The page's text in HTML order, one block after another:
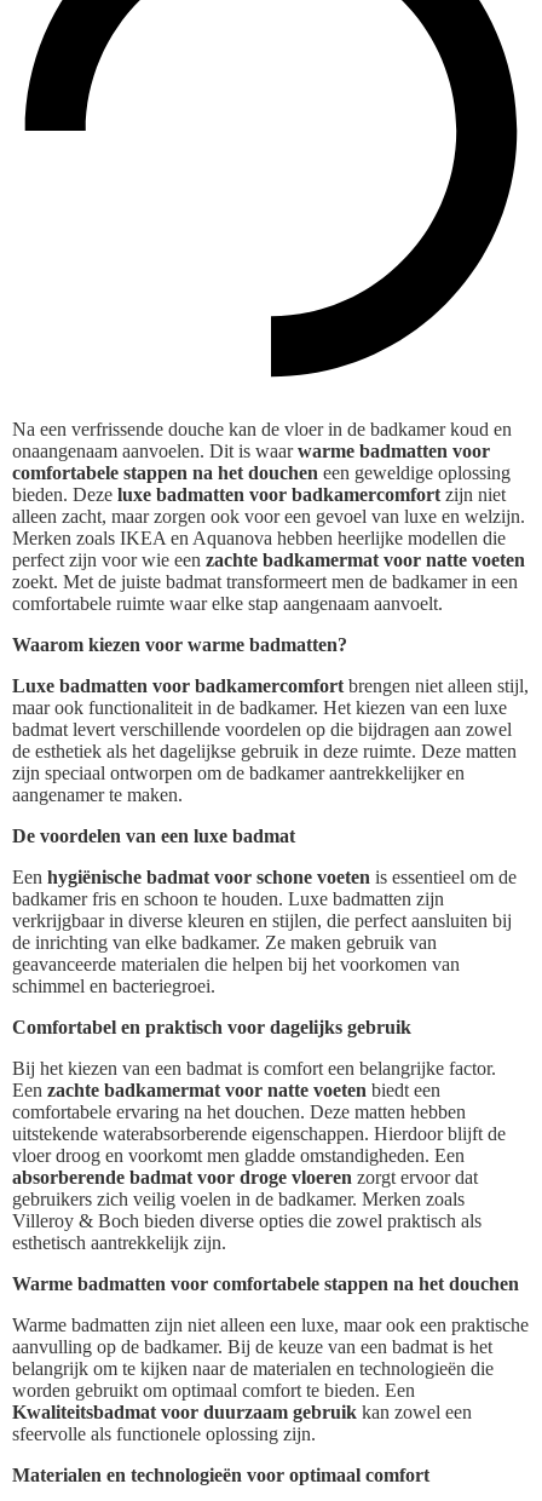
Na een verfrissende douche kan de vloer in de badkamer koud en
onaangenaam aanvoelen. Dit is waarwarme badmatten voor
comfortabele stappen na het douchen een geweldige oplossing
bieden. Deze luxe badmatten voor badkamercomfort zijn niet
alleen zacht, maar zorgen ook voor een gevoel van luxe en welzijn.
Merken zoals IKEA en Aquanova hebben heerlijke modellen die
perfect zijn voor wie een zachte badkamermat voor natte voeten
zoekt. Met de juiste badmat transformeert men de badkamer in een
comfortabele ruimte waar elke stap aangenaam aanvoelt.
Waarom kiezen voor warme badmatten?
Luxe badmatten voor badkamercomfort brengen niet alleen stijl,
maar ook functionaliteit in de badkamer. Het kiezen van een luxe
badmat levert verschillende voordelen op die bijdragen aan zowel
de esthetiek als het dagelijkse gebruik in deze ruimte. Deze matten
zijn speciaal ontworpen om de badkamer aantrekkelijker en
aangenamer te maken.
De voordelen van een luxe badmat
Een hygiënische badmat voor schone voeten is essentieel om de
badkamer fris en schoon te houden. Luxe badmatten zijn
verkrijgbaar in diverse kleuren en stijlen, die perfect aansluiten bij
de inrichting van elke badkamer. Ze maken gebruik van
geavanceerde materialen die helpen bij het voorkomen van
schimmel en bacteriegroei.
Comfortabel en praktisch voor dagelijks gebruik
Bij het kiezen van een badmat is comfort een belangrijke factor.
Een zachte badkamermat voor natte voeten biedt een
comfortabele ervaring na het douchen. Deze matten hebben
uitstekende waterabsorberende eigenschappen. Hierdoor blijft de
vloer droog en voorkomt men gladde omstandigheden. Een
absorberende badmat voor droge vloeren zorgt ervoor dat
gebruikers zich veilig voelen in de badkamer. Merken zoals
Villeroy & Boch bieden diverse opties die zowel praktisch als
esthetisch aantrekkelijk zijn.
Warme badmatten voor comfortabele stappen na het douchen
Warme badmatten zijn niet alleen een luxe, maar ook een praktische
aanvulling op de badkamer. Bij de keuze van een badmat is het
belangrijk om te kijken naar de materialen en technologieën die
worden gebruikt om optimaal comfort te bieden. Een
Kwaliteitsbadmat voor duurzaam gebruik kan zowel een
sfeervolle als functionele oplossing zijn.
Materialen en technologieën voor optimaal comfort